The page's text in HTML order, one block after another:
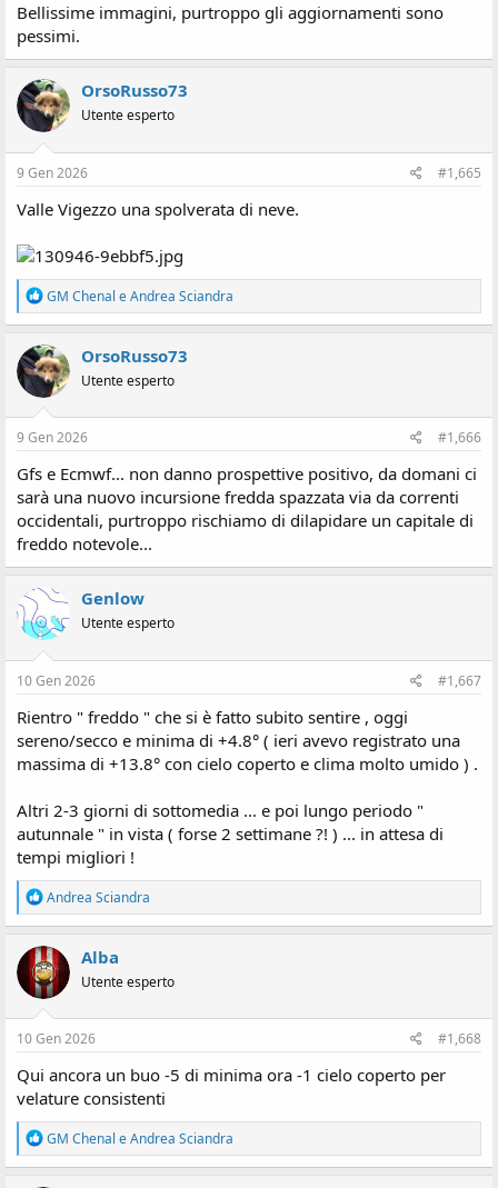
Bellissime immagini, purtroppo gli aggiornamenti sono
pessimi.
OrsoRusso73
Utente esperto
9 Gen 2026 #1,665
Valle Vigezzo una spolverata di neve.
R
e
a
z
i
o
n
i
:
GM Chenal eAndrea Sciandra
OrsoRusso73
Utente esperto
9 Gen 2026 #1,666
Gfs e Ecmwf... non danno prospettive positivo, da domani ci
sarà una nuovo incursione fredda spazzata via da correnti
occidentali, purtroppo rischiamo di dilapidare un capitale di
freddo notevole...
Genlow
Utente esperto
10 Gen 2026 #1,667
Rientro " freddo " che si è fatto subito sentire , oggi
sereno/secco e minima di +4.8° ( ieri avevo registrato una
massima di +13.8° con cielo coperto e clima molto umido ) .
Altri 2-3 giorni di sottomedia ... e poi lungo periodo "
autunnale " in vista ( forse 2 settimane ?! ) ... in attesa di
tempi migliori !
R
e
a
z
i
o
n
i
:
Andrea Sciandra
Alba
Utente esperto
10 Gen 2026 #1,668
Qui ancora un buo -5 di minima ora -1 cielo coperto per
velature consistenti
R
e
a
GM Chenal eAndrea Sciandra